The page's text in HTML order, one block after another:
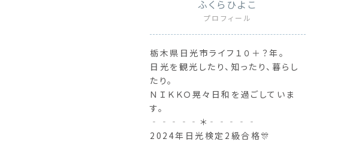
ふくらひよこ
プロフィール
栃木県日光市ライフ１０＋？年。
日光を観光したり、知ったり、暮らし
たり。
ＮＩＫＫＯ晃々日和を過ごしていま
す。
‐‐‐‐‐＊‐‐‐‐‐
2024年日光検定2級合格🎊